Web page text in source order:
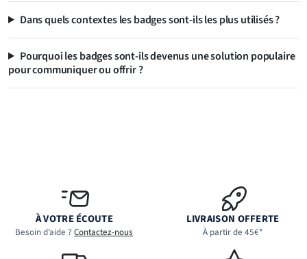
Dans quels contextes les badges sont-ils les plus utilisés ?
Pourquoi les badges sont-ils devenus une solution populaire
pour communiquer ou offrir ?
À VOTRE ÉCOUTE
Besoin d’aide ?Contactez-nous
LIVRAISON OFFERTE
À partir de 45€*